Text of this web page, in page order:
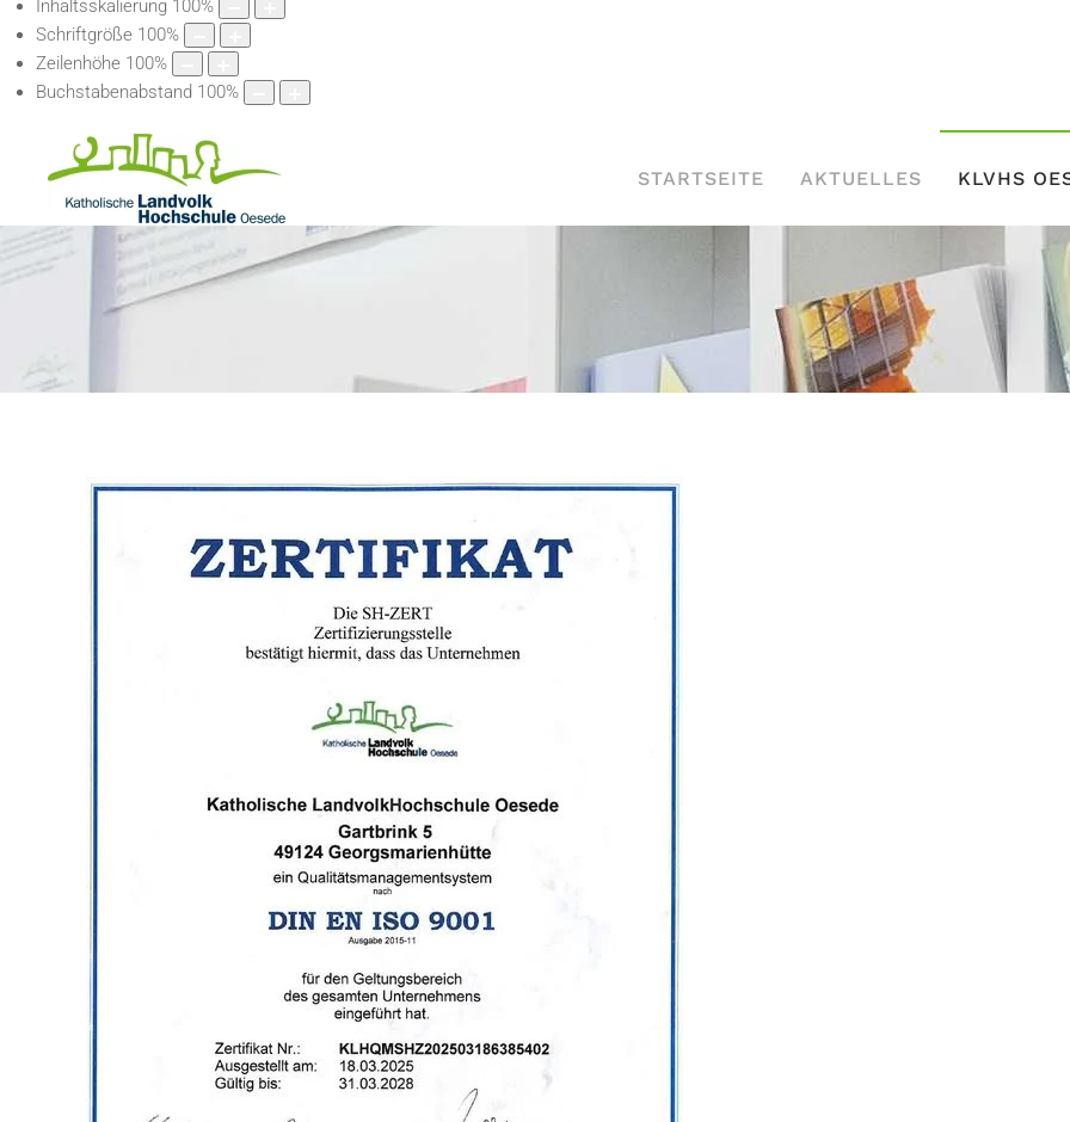
Inhaltsskalierung 100%
Schriftgröße 100%
Zeilenhöhe 100%
Buchstabenabstand 100%
STARTSEITE AKTUELLES KLVHS